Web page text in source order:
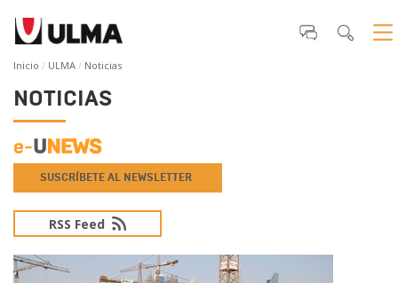
Inicio ULMA Noticias
NOTICIAS
SUSCRÍBETE AL NEWSLETTER
RSS Feed